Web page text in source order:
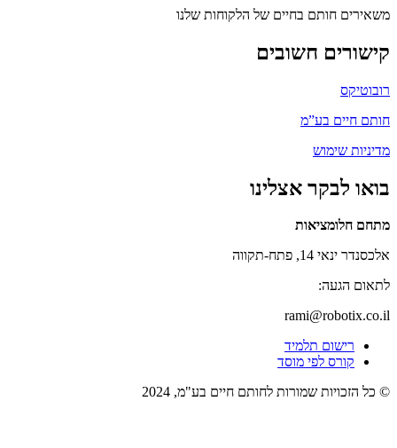
משאירים חותם בחיים של הלקוחות שלנו
קישורים חשובים
רובוטיקס
חותם חיים בע”מ
מדיניות שימוש
בואו לבקר אצלינו
מתחם חלומציאות
אלכסנדר ינאי 14, פתח-תקווה
לתאום הגעה:
rami@robotix.co.il
רישום תלמיד
קורס לפי מוסד
© כל הזכויות שמורות לחותם חיים בע"מ, 2024